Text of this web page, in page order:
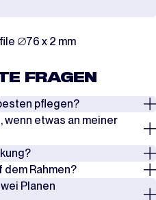
∅76 x 2 mm
FRAGEN
pflegen?
der Seile, Spanngurte und
mit starkem Wind oder
rechtzeitig, um eine
wenn etwas an meiner
wenn etwas an Ihrer
Fällen kann ein Schaden
werden. Dafür bieten wir
während die Rahmen in Stahl-
Sie die Verpackung auf, um
Rahmen?
auf dem Rahmen zu montieren.
Planen